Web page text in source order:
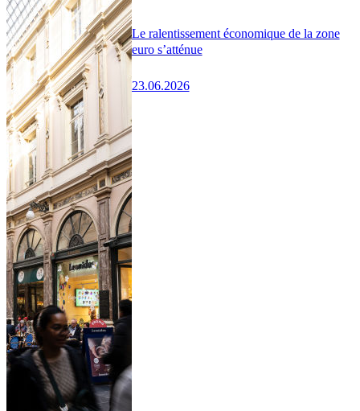
Le ralentissement économique de la zone
euro s’atténue
23.06.2026